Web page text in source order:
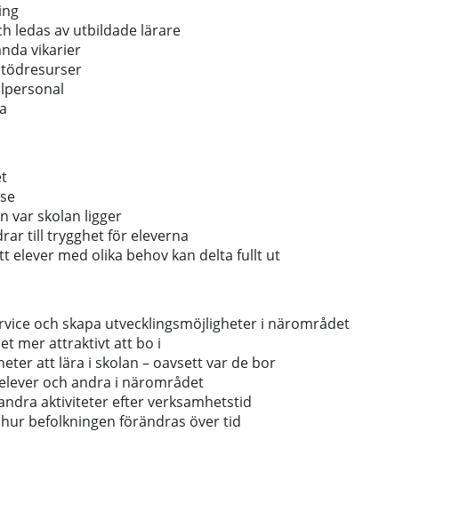
ledas av utbildade lärare
vikarier
var skolan ligger
till trygghet för eleverna
elever med olika behov kan delta fullt ut
och skapa utvecklingsmöjligheter i närområdet
mer attraktivt att bo i
att lära i skolan – oavsett var de bor
och andra i närområdet
aktiviteter efter verksamhetstid
befolkningen förändras över tid